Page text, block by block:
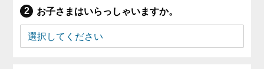
お子さまはいらっしゃいますか。